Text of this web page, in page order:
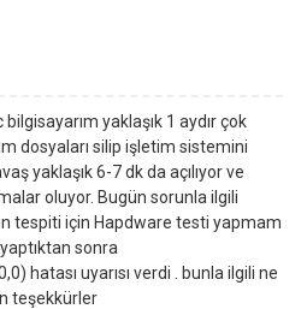
yaklaşık 1 aydır çok
dosyaları silip işletim sistemini
yaklaşık 6-7 dk da açılıyor ve
oluyor. Bugün sorunla ilgili
tespiti için Hapdware testi yapmam
sonra
hatası uyarısı verdi . bunla ilgili ne
teşekkürler